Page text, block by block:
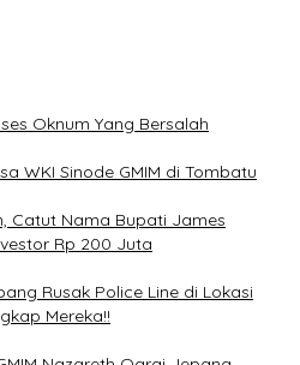
Oknum Yang Bersalah
WKI Sinode GMIM di Tombatu
Catut Nama Bupati James
Rp 200 Juta
Rusak Police Line di Lokasi
Mereka!!